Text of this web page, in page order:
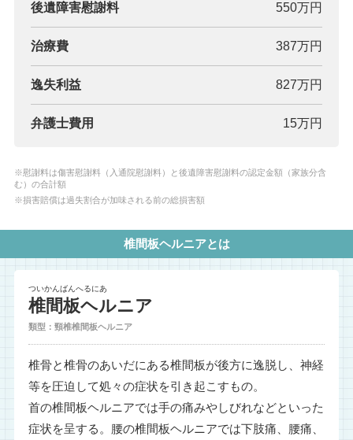
後遺障害慰謝料 550万円
治療費 387万円
逸失利益 827万円
弁護士費用 15万円
※慰謝料は傷害慰謝料（入通院慰謝料）と後遺障害慰謝料の認定金額（家族分含
む）の合計額
※損害賠償は過失割合が加味される前の総損害額
椎間板ヘルニアとは
ついかんばんへるにあ
椎間板ヘルニア
類型：頸椎椎間板ヘルニア
椎骨と椎骨のあいだにある椎間板が後方に逸脱し、神経
等を圧迫して処々の症状を引き起こすもの。
首の椎間板ヘルニアでは手の痛みやしびれなどといった
症状を呈する。腰の椎間板ヘルニアでは下肢痛、腰痛、